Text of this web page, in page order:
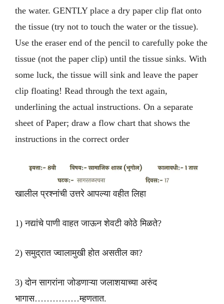
the water. GENTLY place a dry paper clip flat onto
the tissue (try not to touch the water or the tissue).
Use the eraser end of the pencil to carefully poke the
tissue (not the paper clip) until the tissue sinks. With
some luck, the tissue will sink and leave the paper
clip floating! Read through the text again,
underlining the actual instructions. On a separate
sheet of Paper; draw a flow chart that shows the
instructions in the correct order
खालील प्रश्नांची उत्तरे आपल्या वहीत लिहा
1) नद्यांचे पाणी वाहत जाऊन शेवटी कोठे मिळते?
2) समुद्रात ज्वालामुखी होत असतील का?
3) दोन सागरांना जोडणाऱ्या जलाशयाच्या अरुंद
भागास……………म्हणतात.